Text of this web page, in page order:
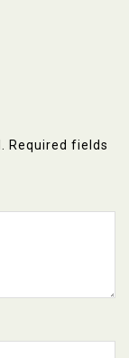
Required fields